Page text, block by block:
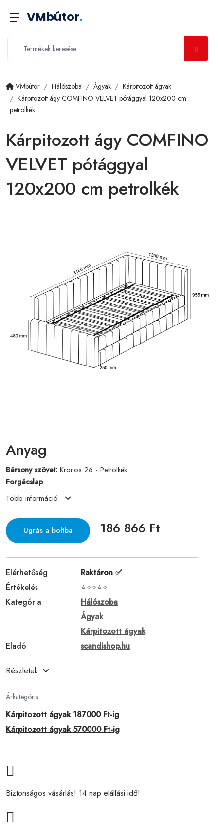
VMbútor.
VMbútor Hálószoba Ágyak
Kárpitozott ágyak
Kárpitozott ágy COMFINO VELVET pótággyal 120x200 cm
petrolkék
Kárpitozott ágy COMFINO
VELVET pótággyal
120x200 cm petrolkék
Anyag
Bársony szövet: Kronos 26 - Petrolkék
Forgácslap
Több információ
Ugrás a boltba 186 866 Ft
Elérhetőség
Raktáron ✅
Értékelés
⭐⭐⭐⭐⭐
Kategória
Hálószoba
Ágyak
Kárpitozott ágyak
Eladó
scandishop.hu
Részletek
Árkategória:
Kárpitozott ágyak 187000 Ft-ig
Kárpitozott ágyak 570000 Ft-ig
Biztonságos vásárlás! 14 nap elállási idő!